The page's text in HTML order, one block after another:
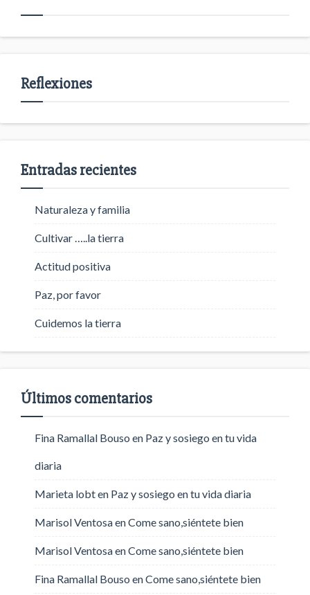
Reflexiones
Entradas recientes
Naturaleza y familia
Cultivar …..la tierra
Actitud positiva
Paz, por favor
Cuidemos la tierra
Últimos comentarios
Fina Ramallal Bouso en Paz y sosiego en tu vida
diaria
Marieta lobten Paz y sosiego en tu vida diaria
Marisol VentosaenCome sano,siéntete bien
Marisol VentosaenCome sano,siéntete bien
Fina Ramallal Bouso enCome sano,siéntete bien